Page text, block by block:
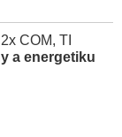
COM, TI
a energetiku